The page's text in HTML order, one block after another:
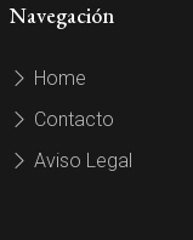
Navegación
Home
Contacto
Aviso Legal